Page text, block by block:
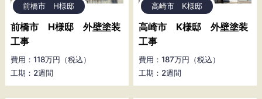
前橋市 H様邸
前橋市 H様邸 外壁塗装
工事
費用：118万円（税込）
工期：2週間
高崎市 K様邸
高崎市 K様邸 外壁塗装
工事
費用：187万円（税込）
工期：2週間